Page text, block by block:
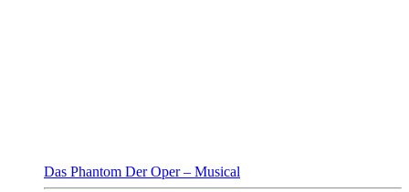
Das Phantom Der Oper – Musical